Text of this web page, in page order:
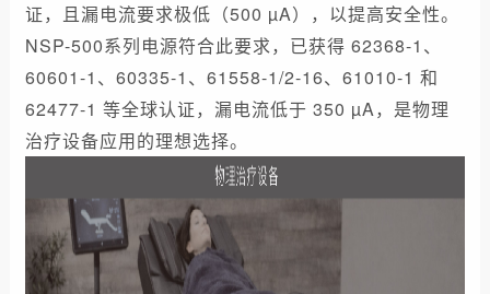
证，且漏电流要求极低（500 µA），以提高安全性。
NSP-500系列电源符合此要求，已获得 62368-1、
60601-1、60335-1、61558-1/2-16、61010-1 和
62477-1 等全球认证，漏电流低于 350 µA，是物理
治疗设备应用的理想选择。